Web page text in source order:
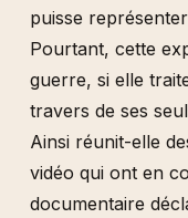
puisse
Pourtant, cette
guerre, si elle
travers de ses
Ainsi réunit-elle
vidéo qui ont en
documentaire